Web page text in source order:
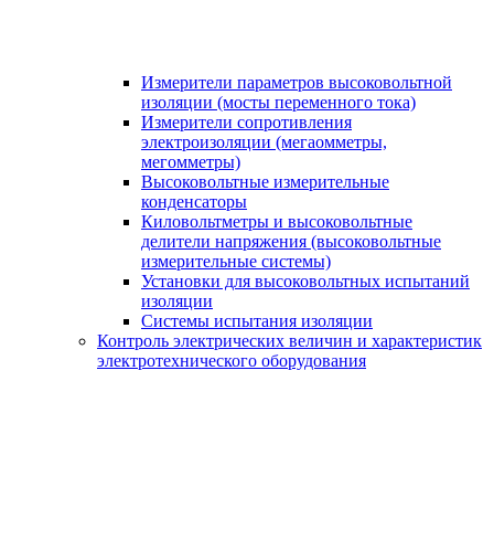
Измерители параметров высоковольтной
изоляции (мосты переменного тока)
Измерители сопротивления
электроизоляции (мегаомметры,
мегомметры)
Высоковольтные измерительные
конденсаторы
Киловольтметры и высоковольтные
делители напряжения (высоковольтные
измерительные системы)
Установки для высоковольтных испытаний
изоляции
Системы испытания изоляции
Контроль электрических величин и характеристик
электротехнического оборудования